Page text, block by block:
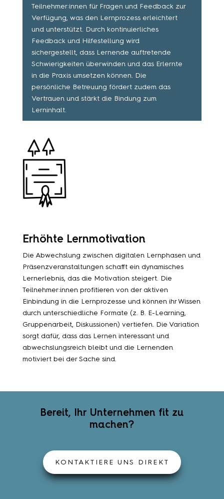
Teilnehmer:innen für Fragen und Feedback zur
Verfügung, was den Lernprozess erleichtert
und unterstützt. Durch kontinuierliches
Feedback und Hilfestellung wird
sichergestellt, dass Lernende auftretende
Schwierigkeiten überwinden und das Erlernte
in die Praxis umsetzen können. Die
persönliche Betreuung fördert zudem das
Vertrauen und stärkt die Bindung zum
Lerninhalt.
Erhöhte Lernmotivation
Die Abwechslung zwischen digitalen Lernphasen und
Präsenzveranstaltungen schafft ein dynamisches
Lernerlebnis, das die Motivation steigert. Die
Teilnehmer:innen profitieren von der aktiven
Einbindung in die Lernprozesse und können ihr Wissen
durch unterschiedliche Formate (z. B. E-Learning,
Gruppenarbeit, Diskussionen) vertiefen. Die Variation
sorgt dafür, dass das Lernen interessant und
abwechslungsreich bleibt und die Lernenden
motiviert bei der Sache sind.
Bereit, Ihr Unternehmen fit zu
machen?
KONTAKTIERE UNS DIREKT